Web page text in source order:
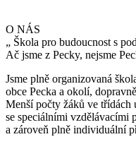
O NÁS
„ Škola pro budoucnost s
Ač jsme z Pecky, nejsme
Jsme plně organizovaná
obce Pecka a okolí,
Menší počty žáků ve
se speciálními vzdělávacími
a zároveň plně individuální